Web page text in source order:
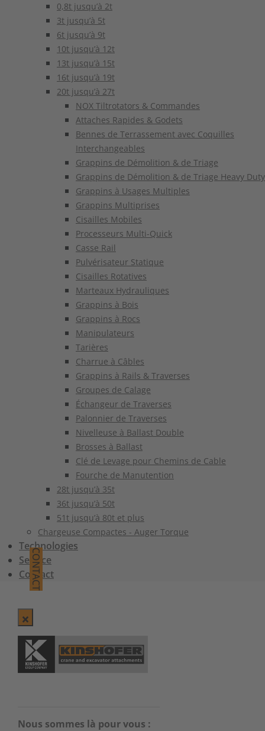
0,8t jusqu’à 2t
3t jusqu’à 5t
6t jusqu’à 9t
10t jusqu’à 12t
13t jusqu’à 15t
16t jusqu’à 19t
20t jusqu’à 27t
NOX Tiltrotators & Commandes
Attaches Rapides & Godets
Bennes de Terrassement avec Coquilles
Interchangeables
Grappins de Démolition & de Triage
Grappins de Démolition & de Triage Heavy Duty
Grappins à Usages Multiples
Grappins Multiprises
Cisailles Mobiles
Processeurs Multi-Quick
Casse Rail
Pulvérisateur Statique
Cisailles Rotatives
Marteaux Hydrauliques
Grappins à Bois
Grappins à Rocs
Manipulateurs
Tarières
Charrue à Câbles
Grappins à Rails & Traverses
Groupes de Calage
Échangeur de Traverses
Palonnier de Traverses
Nivelleuse à Ballast Double
Brosses à Ballast
Clé de Levage pour Chemins de Cable
Fourche de Manutention
28t jusqu’à 35t
36t jusqu’à 50t
51t jusqu’à 80t et plus
Chargeuse Compactes - Auger Torque
Technologies
Service
Contact
CONTACT
Nous sommes là pour vous :